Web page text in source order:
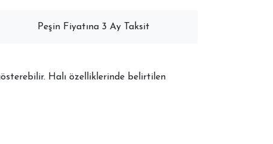
Peşin Fiyatına 3 Ay Taksit
Halı özelliklerinde belirtilen